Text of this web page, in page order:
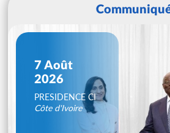
7 Août
2026
PRESIDENCE CI
Côte d'Ivoire